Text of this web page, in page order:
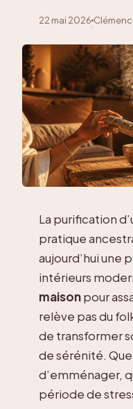
22 mai 2026
·
La purification
pratique
aujourd’hui une
intérieurs
maisonpour
relève pas du
de transformer
de sérénité.
d’emménager,
période de